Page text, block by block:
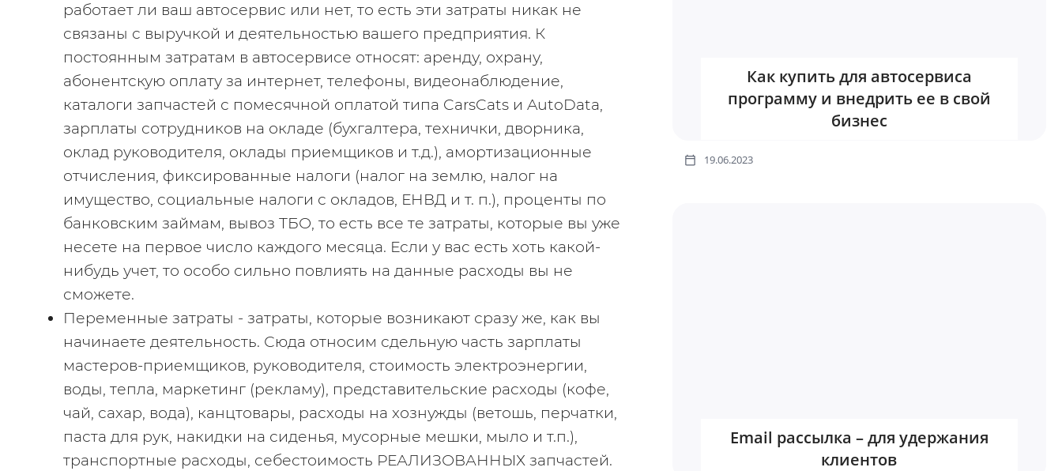
работает ли ваш автосервис или нет, то есть эти затраты никак не
связаны с выручкой и деятельностью вашего предприятия. К
постоянным затратам в автосервисе относят: аренду, охрану,
абонентскую оплату за интернет, телефоны, видеонаблюдение,
каталоги запчастей с помесячной оплатой типа CarsCats и AutoData,
зарплаты сотрудников на окладе (бухгалтера, технички, дворника,
оклад руководителя, оклады приемщиков и т.д.), амортизационные
отчисления, фиксированные налоги (налог на землю, налог на
имущество, социальные налоги с окладов, ЕНВД и т. п.), проценты по
банковским займам, вывоз ТБО, то есть все те затраты, которые вы уже
несете на первое число каждого месяца. Если у вас есть хоть какой-
нибудь учет, то особо сильно повлиять на данные расходы вы не
сможете.
Переменные затраты - затраты, которые возникают сразу же, как вы
начинаете деятельность. Сюда относим сдельную часть зарплаты
мастеров-приемщиков, руководителя, стоимость электроэнергии,
воды, тепла, маркетинг (рекламу), представительские расходы (кофе,
чай, сахар, вода), канцтовары, расходы на хознужды (ветошь, перчатки,
паста для рук, накидки на сиденья, мусорные мешки, мыло и т.п.),
Как купить для автосервиса
программу и внедрить ее в свой
бизнес
19.06.2023
Email рассылка – для удержания
клиентов